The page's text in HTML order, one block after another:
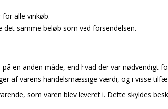
alle vinkøb.
samme beløb som ved forsendelsen.
en anden måde, end hvad der var nødvendigt
af varens handelsmæssige værdi, og i visse
som varen blev leveret i. Dette skyldes